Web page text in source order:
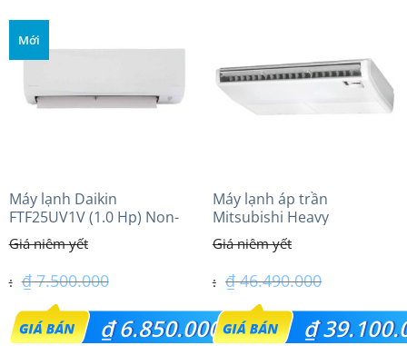
Mới
Máy lạnh Daikin
FTF25UV1V (1.0 Hp) Non-
inverter Thái lan
₫7.500.000
Giá
gốc
₫6.850.000
Máy lạnh áp trần
Mitsubishi Heavy
FDE100VG (4.0Hp) Cao cấp
– 1 Pha
₫46.490.000
Giá
gốc
₫